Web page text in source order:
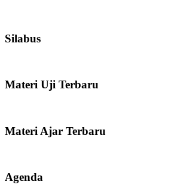
Silabus
Materi Uji Terbaru
Materi Ajar Terbaru
Agenda